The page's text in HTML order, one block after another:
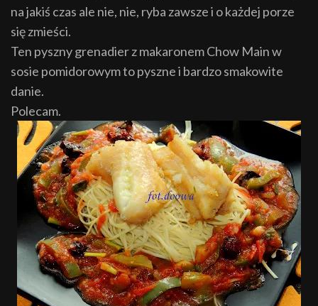
na jakiś czas ale nie, nie, ryba zawsze i o każdej porze
sięzmieści.
Ten pyszny grenadier z makaronem Chow Main w
sosie pomidorowym to pyszne i bardzo smakowite
danie.
Polecam.